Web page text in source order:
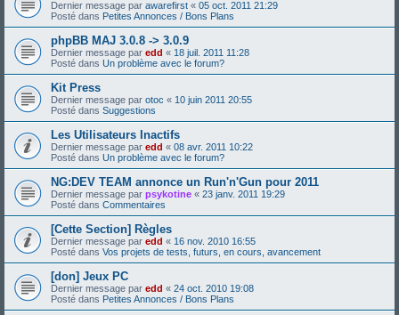
Dernier message par awarefirst « 05 oct. 2011 21:29
Posté dans Petites Annonces / Bons Plans
phpBB MAJ 3.0.8 -> 3.0.9
Dernier message par edd « 18 juil. 2011 11:28
Posté dans Un problème avec le forum?
Kit Press
Dernier message par otoc « 10 juin 2011 20:55
Posté dans Suggestions
Les Utilisateurs Inactifs
Dernier message par edd « 08 avr. 2011 10:22
Posté dans Un problème avec le forum?
NG:DEV TEAM annonce un Run'n'Gun pour 2011
Dernier message par psykotine « 23 janv. 2011 19:29
Posté dans Commentaires
[Cette Section] Règles
Dernier message par edd « 16 nov. 2010 16:55
Posté dans Vos projets de tests, futurs, en cours, avancement
[don] Jeux PC
Dernier message par edd « 24 oct. 2010 19:08
Posté dans Petites Annonces / Bons Plans